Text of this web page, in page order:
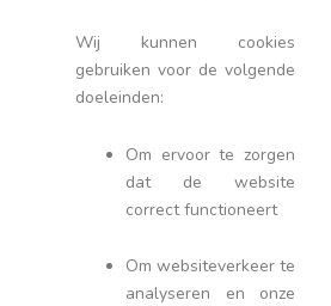
Wij kunnen cookies
gebruiken voor de volgende
doeleinden:
Om ervoor te zorgen
dat de website
correct functioneert
Om websiteverkeer te
analyseren en onze